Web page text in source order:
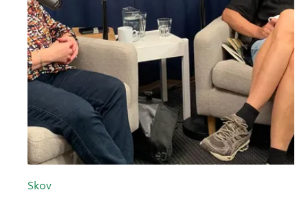
Skov